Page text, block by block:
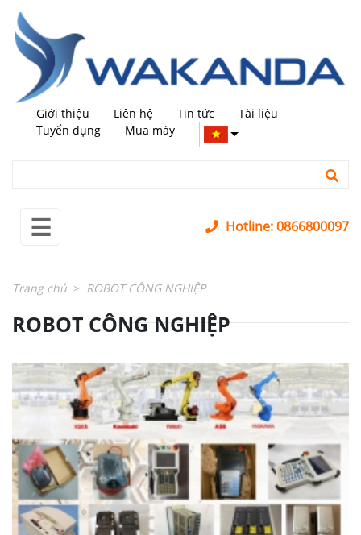
Giới thiệu Liên hệ Tin tức
Tài liệu
Tuyển dụng
Mua máy
Hotline: 0866800097
trở
MÁY
MỚI
+
MÁY
+
KIỆN
CHỮA
VỰC
☰
Trang chủ ROBOT CÔNG NGHIỆP
ROBOT CÔNG NGHIỆP